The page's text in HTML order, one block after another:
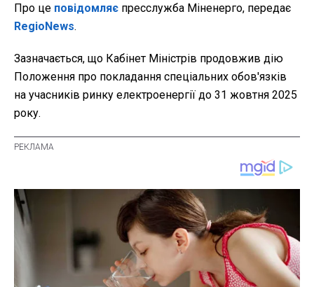
Про це повідомляє пресслужба Міненерго, передає
RegioNews.
Зазначається, що Кабінет Міністрів продовжив дію
Положення про покладання спеціальних обов'язків
на учасників ринку електроенергії до 31 жовтня 2025
року.